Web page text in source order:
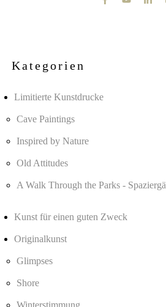
Kategorien
Limitierte Kunstdrucke
Cave Paintings
Inspired by Nature
Old Attitudes
A Walk Through the Parks -
Kunst für einen guten Zweck
Originalkunst
Glimpses
Shore